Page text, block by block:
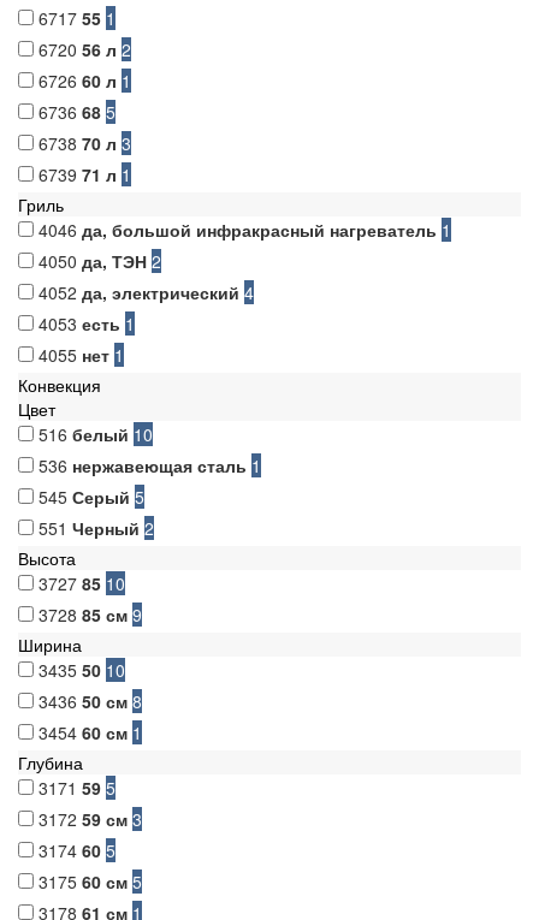
6717 55 1
6720 56 л 2
6726 60 л 1
6736 68 5
6738 70 л 3
6739 71 л 1
Гриль
4046 да, большой инфракрасный нагреватель 1
4050 да, ТЭН 2
4052 да, электрический 4
4053 есть 1
4055 нет 1
Конвекция
Цвет
516 белый 10
536 нержавеющая сталь 1
545 Серый 5
551 Черный 2
Высота
3727 85 10
3728 85 см 9
Ширина
3435 50 10
3436 50 см 8
3454 60 см 1
Глубина
3171 59 5
3172 59 см 3
3174 60 5
3175 60 см 5
3178 61 см 1